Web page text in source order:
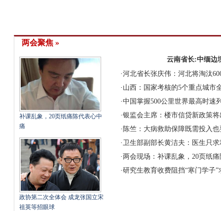
两会聚焦 »
补课乱象，20页纸痛陈代表心中
痛
政协第二次全体会 成龙张国立宋
祖英等招眼球
云南省长:中缅边
·河北省长张庆伟：河北将淘汰
· 山西：国家考核的5个重点城市
·中国掌握500公里世界最高时速
·银监会主席：楼市信贷新政策将
· 陈竺：大病救助保障既需投入
·卫生部副部长黄洁夫：医生只
· 两会现场：补课乱象，20页纸
·研究生教育收费阻挡“寒门学子”